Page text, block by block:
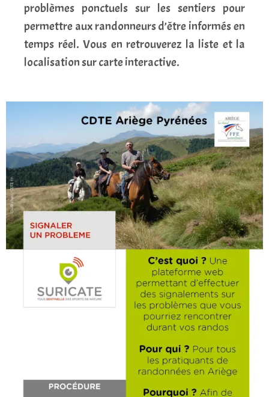
problèmes ponctuels sur les sentiers pour
permettre aux randonneurs d’être informés en
temps réel. Vous en retrouverez la liste et la
localisation sur carte interactive.